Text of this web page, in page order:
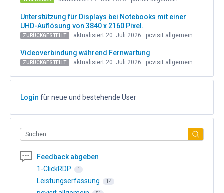
Unterstützung für Displays bei Notebooks mit einer
UHD-Auflösung von 3840 x 2160 Pixel.
ZURÜCKGESTELLT aktualisiert 20. Juli 2026 · pcvisit allgemein
Videoverbindung während Fernwartung
ZURÜCKGESTELLT aktualisiert 20. Juli 2026 · pcvisit allgemein
Login für neue und bestehende User
Suchen
Feedback abgeben
1-ClickRDP
1
Leistungserfassung 14